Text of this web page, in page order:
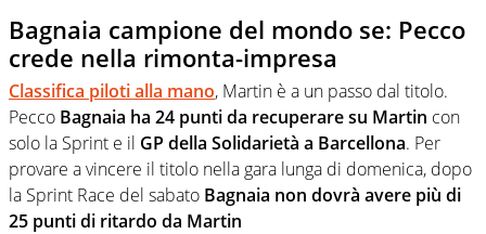
Bagnaia campione del mondo se: Pecco
crede nella rimonta-impresa
Classifica piloti alla mano, Martin è a un passo dal titolo.
Pecco Bagnaia ha 24 punti da recuperare su Martin con
solo la Sprint e il GP della Solidarietà a Barcellona. Per
provare a vincere il titolo nella gara lunga di domenica, dopo
la Sprint Race del sabato Bagnaia non dovrà avere più di
25 punti di ritardo da Martin